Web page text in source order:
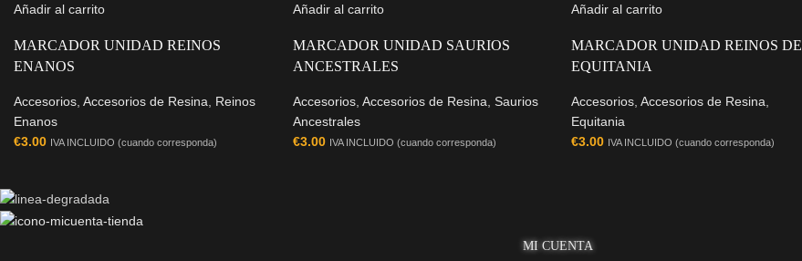
Añadir al carrito
MARCADOR UNIDAD REINOS
ENANOS
Accesorios Accesorios de Resina
Reinos
Enanos
€3.00 IVA INCLUIDO (cuando corresponda)
Añadir al carrito
MARCADOR UNIDAD SAURIOS
ANCESTRALES
Accesorios, Accesorios de Resina Saurios
Ancestrales
€3.00 IVA INCLUIDO (cuando corresponda)
Añadir al carrito
MARCADOR UNIDAD REINOS DE
EQUITANIA
Accesorios Accesorios de Resina
Equitania
€3.00 IVA INCLUIDO (cuando corresponda)
MI CUENTA